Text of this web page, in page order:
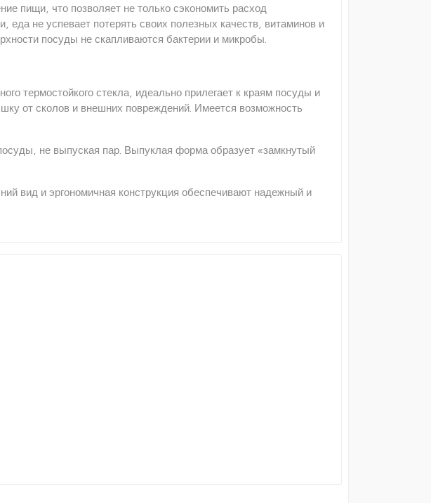
пищи, что позволяет не только сэкономить расход
еда не успевает потерять своих полезных качеств, витаминов и
посуды не скапливаются бактерии и микробы.
термостойкого стекла, идеально прилегает к краям посуды и
от сколов и внешних повреждений. Имеется возможность
не выпуская пар. Выпуклая форма образует «замкнутый
вид и эргономичная конструкция обеспечивают надежный и